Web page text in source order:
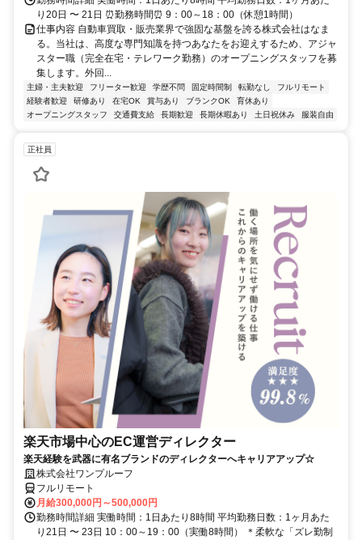
り20日 〜 21日 ⏰勤務時間⏰ 9：00～18：00（休憩1時間）
仕事内容 自動車買取・販売業界で強固な基盤を誇る株式会社はなま
る。当社は、高度な専門知識を持つあなたをお迎えするため、アジャ
スター職（完全在宅・テレワーク勤務）のオープニングスタッフを募
集します。外回...
主婦・主夫歓迎 フリーター歓迎 学歴不問 固定時間制 転勤なし
フルリモート
経験者歓迎
研修あり 在宅OK 賞与あり ブランクOK
育休あり
オープニングスタッフ
交通費支給 長期歓迎 長期休暇あり 土日祝休み 服装自由
正社員
楽天市場中心のEC運営ディレクター
楽天経験を武器に有名ブランドのディレクターへキャリアアップ☆
株式会社ワンプルーフ
フルリモート
月給300,000円～500,000円
勤務時間詳細 実働時間：1日あたり8時間 平均勤務日数：1ヶ月あた
り21日 〜 23日 10：00～19：00（実働8時間） ＊柔軟な「ズレ勤制